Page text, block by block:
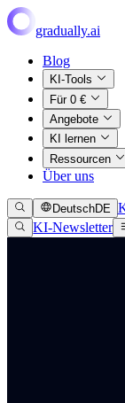
Zum Hauptinhalt
gradually.ai
Blog
KI-Tools
Für 0 €
Angebote
KI lernen
Ressourcen
Über uns
DeutschDE
KI-Newsletter